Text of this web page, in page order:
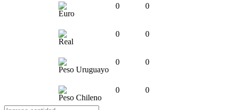
Euro
0 0
Real
0 0
Peso Uruguayo
0 0
Peso Chileno
0 0